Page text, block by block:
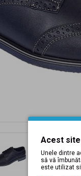
Acest
Unele dintre
să vă
este utilizat